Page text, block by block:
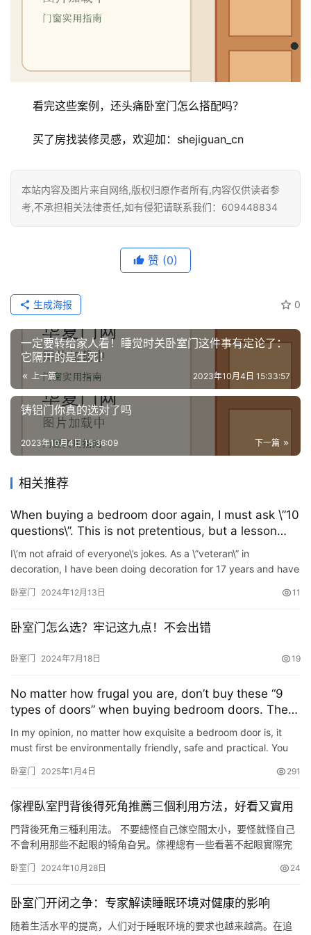
看完这些案例，还头痛卧室门怎么搭配吗？
买了房找装修灵感，欢迎加：shejiguan_cn
本站内容及图片来自网络,版权归原作者所有,内容仅供读者参
考,不承担相关法律责任,如有侵犯请联系我们：609448834
赞 (0)
0
生成海报
一定要转给家人看！睡觉时关卧室门这件事有定论了：
它隔开的是生死！
上一篇 2023年10月4日 15:33:57
铸铝门你真的选对了吗
下一篇
2023年10月4日 15:36:09
相关推荐
When buying a bedroom door again, I must ask \”10
questions\”. This is not pretentious, but a lesson
learned!
I\’m not afraid of everyone\’s jokes. As a \”veteran\” in
decoration, I have been doing decoration for 17 years and have
卧室门 2024年12月13日 11
卧室门怎么选？牢记这九点！不会出错
卧室门 2024年7月18日 19
No matter how frugal you are, don’t buy these “9
types of doors” when buying bedroom doors. They
are neither practical nor durable.
In my opinion, no matter how exquisite a bedroom door is, it
must first be environmentally friendly, safe and practical. You
卧室门 2025年1月4日 291
傢裡臥室門背後得死角推薦三個利用方法，好看又實用
門背後死角三種利用法。 不要總怪自己傢空間太小，要怪就怪自己
不會利用那些不起眼的犄角旮旯。傢裡總有一些看著不起眼實際完
臥室門背後，有限的 10 公分空間總是被大傢忽略。今天就給大傢推
用又美觀。 1. 超薄收納架。要想做好超薄收納架，根據臥室…
卧室门 2024年10月28日 24
卧室门开闭之争：专家解读睡眠环境对健康的影响
随着生活水平的提高，人们对于睡眠环境的要求也越来越高。在追